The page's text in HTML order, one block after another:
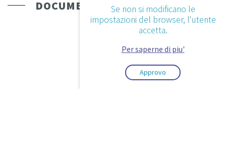
DOCUMENTAZIONESe non si modificano le
impostazioni del browser, l'utente
accetta.
Per saperne di piu'
Approvo